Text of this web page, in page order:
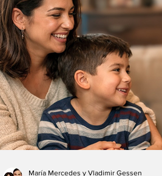
María Mercedes y Vladimir Gessen